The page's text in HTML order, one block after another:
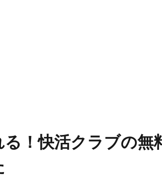
！快活クラブの無